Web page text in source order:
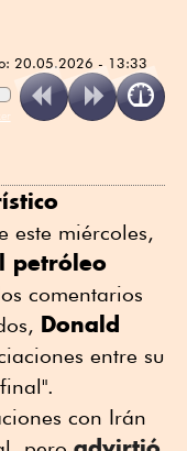
20.05.2026 - 13:33
este miércoles,
petróleo
comentarios
Donald
entre su
con Irán